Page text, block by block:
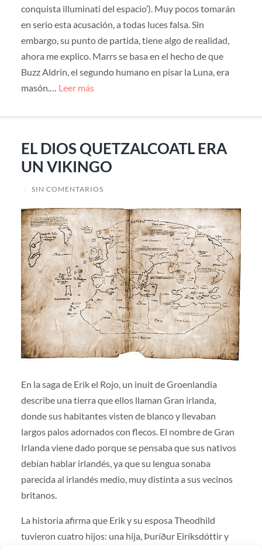
conquista illuminati del espacio’). Muy pocos tomarán
en serio esta acusación, a todas luces falsa. Sin
embargo, su punto de partida, tiene algo de realidad,
ahora me explico. Marrs se basa en el hecho de que
Buzz Aldrin, el segundo humano en pisar la Luna, era
masón.… Leer más
EL DIOS QUETZALCOATL ERA
UN VIKINGO
/ SIN COMENTARIOS
En la saga de Erik el Rojo, un inuit de Groenlandia
describe una tierra que ellos llaman Gran irlanda,
donde sus habitantes visten de blanco y llevaban
largos palos adornados con flecos. El nombre de Gran
Irlanda viene dado porque se pensaba que sus nativos
debían hablar irlandés, ya que su lengua sonaba
parecida al irlandés medio, muy distinta a sus vecinos
britanos.
La historia afirma que Erik y su esposa Theodhild
tuvieron cuatro hijos: una hija, Þuríður Eiríksdóttir y